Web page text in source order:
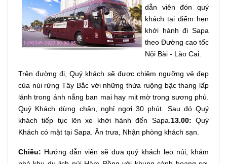
dẫn viên đón quý
khách tại điểm hẹn
khởi hành đi Sapa
theo Đường cao tốc
Nội Bài - Lào Cai.
Trên đường đi, Quý khách sẽ được chiêm ngưỡng vẻ đẹp
của núi rừng Tây Bắc với những thửa ruộng bậc thang lấp
lánh trong ánh nắng ban mai hay mịt mờ trong sương phủ.
Quý Khách dừng chân, nghỉ ngơi 30 phút. Sau đó Quý
khách tiếp tục lên xe khởi hành đến Sapa. 13.00: Quý
Khách có mặt tại Sapa. Ăn trưa, Nhận phòng khách sạn.
Chiều: Hướng dẫn viên sẽ đưa quý khách leo núi, khám